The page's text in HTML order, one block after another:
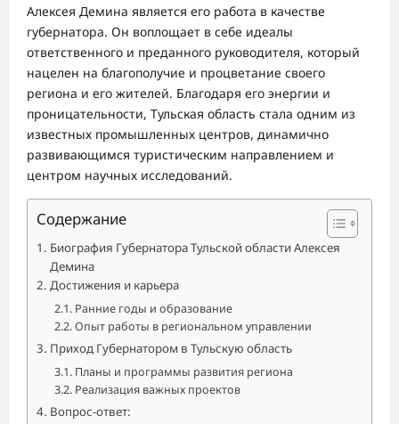
Алексея Демина является его работа в качестве
губернатора. Он воплощает в себе идеалы
ответственного и преданного руководителя, который
нацелен на благополучие и процветание своего
региона и его жителей. Благодаря его энергии и
проницательности, Тульская область стала одним из
известных промышленных центров, динамично
развивающимся туристическим направлением и
центром научных исследований.
Содержание
Биография Губернатора Тульской области Алексея
Демина
Достижения и карьера
Ранние годы и образование
Опыт работы в региональном управлении
Приход Губернатором в Тульскую область
Планы и программы развития региона
Реализация важных проектов
Вопрос-ответ: